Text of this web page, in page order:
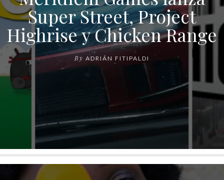
Super Street, Project
Highrise y Chicken Range
By ADRIÁN FITIPALDI